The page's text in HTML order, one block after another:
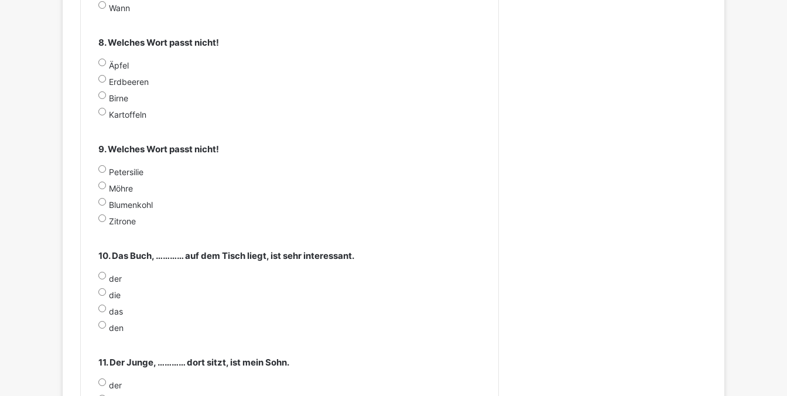
Wann
8. Welches Wort passt nicht!
Äpfel
Erdbeeren
Birne
Kartoffeln
9. Welches Wort passt nicht!
Petersilie
Möhre
Blumenkohl
Zitrone
10. Das Buch, ………… auf dem Tisch liegt, ist sehr interessant.
der
die
das
den
11. Der Junge, ………… dort sitzt, ist mein Sohn.
der